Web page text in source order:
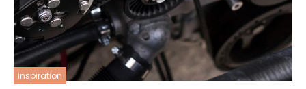
inspiration